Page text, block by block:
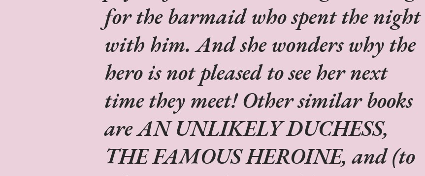
for the barmaid who spent the night
with him. And she wonders why the
hero is not pleased to see her next
time they meet! Other similar books
are AN UNLIKELY DUCHESS,
THE FAMOUS HEROINE, and (to